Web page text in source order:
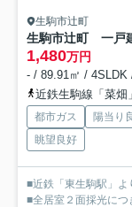
生駒市辻町
生駒市辻町 一戸
1,480万円
- / 89.91㎡ / 4SLDK
近鉄生駒線「菜畑
都市ガス 陽当り
眺望良好
■近鉄「東生駒駅」よ
■全居室２面採光に